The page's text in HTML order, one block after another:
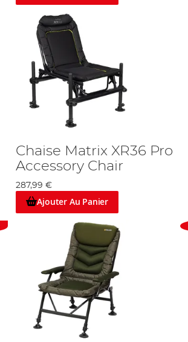
Chaise Matrix XR36 Pro
Accessory Chair
287,99 €
Ajouter Au Panier